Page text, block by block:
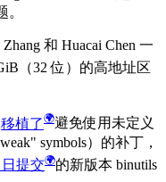
和 Huacai Chen 一
（32 位）的高地址区
移植了
避免使用未定义
symbols）的补丁，
日提交
的新版本 binutils